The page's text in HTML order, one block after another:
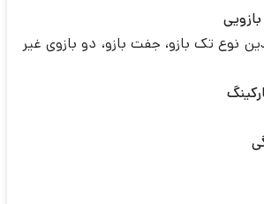
نوع تک بازو، جفت بازو، دو بازوی غیر